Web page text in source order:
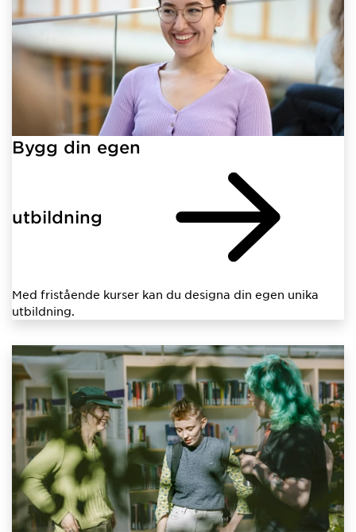
Bygg din egen
utbildning
Med fristående kurser kan du designa din egen unika
utbildning.